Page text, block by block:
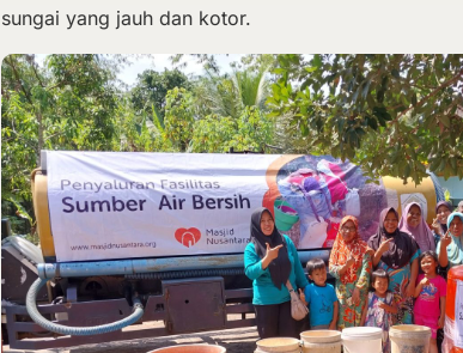
sungai yang jauh dan kotor.